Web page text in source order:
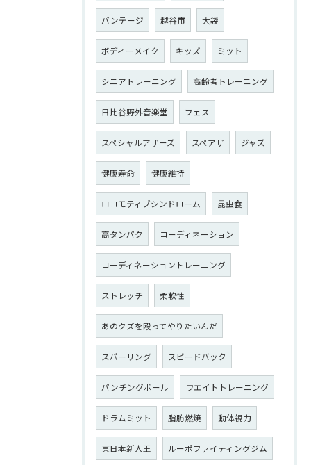
バンテージ 越谷市 大袋
ボディーメイク キッズ ミット
シニアトレーニング 高齢者トレーニング
日比谷野外音楽堂 フェス
スペシャルアザーズ スペアザ ジャズ
健康寿命 健康維持
ロコモティブシンドローム 昆虫食
高タンパク コーディネーション
コーディネーショントレーニング
ストレッチ 柔軟性
あのクズを殴ってやりたいんだ
スパーリング スピードバック
パンチングボール ウエイトトレーニング
ドラムミット 脂肪燃焼 動体視力
東日本新人王 ルーポファイティングジム